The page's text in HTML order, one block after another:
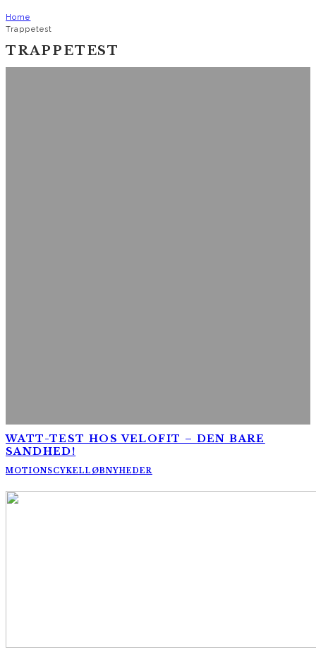
Home
Trappetest
TRAPPETEST
WATT-TEST HOS VELOFIT – DEN BARE
SANDHED!
MOTIONSCYKELLØBNYHEDER